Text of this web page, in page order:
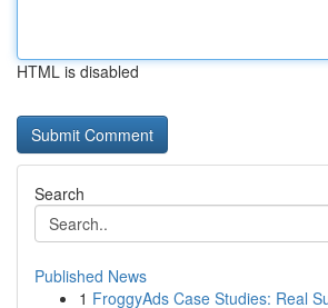
HTML is disabled
Search
Published News
1 FroggyAds Case Studies: Real